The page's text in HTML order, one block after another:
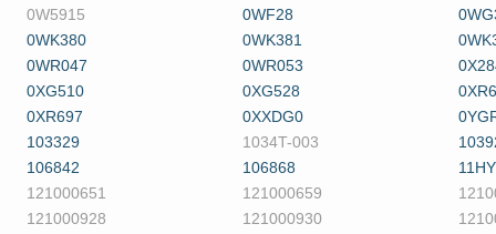
0W5915
0WF28
0WK380
0WK381
0WR047
0WR053
0XG510
0XG528
0XR697
0XXDG0
103329
1034T-003
106842
106868
121000651
121000659
121000928
121000930